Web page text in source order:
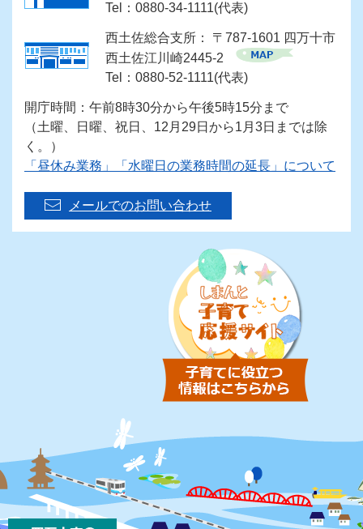
Tel：0880-34-1111(代表)
西土佐総合支所： 〒787-1601 四万十市
西土佐江川崎2445-2
Tel：0880-52-1111(代表)
開庁時間：午前8時30分から午後5時15分まで
（土曜、日曜、祝日、12月29日から1月3日までは除
く。）
「昼休み業務」「水曜日の業務時間の延長」について
メールでのお問い合わせ